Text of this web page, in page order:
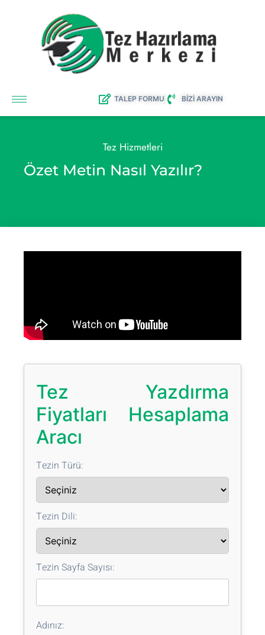
TALEP FORMU BİZİ ARAYIN
Tez Hizmetleri
Özet Metin Nasıl Yazılır?
Tez Yazdırma
Fiyatları Hesaplama
Aracı
Tezin Türü:
Tezin Dili:
Tezin Sayfa Sayısı:
Adınız: